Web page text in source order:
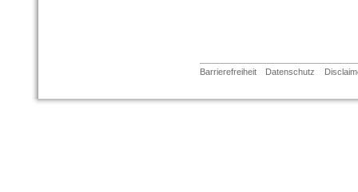
Barrierefreiheit Datenschutz